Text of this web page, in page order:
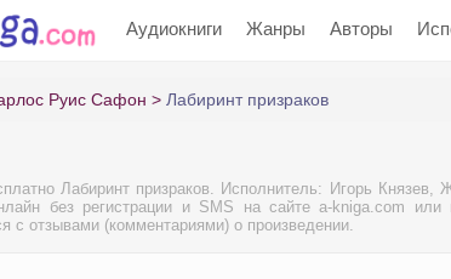
Аудиокниги Жанры Авторы
Руис Сафон Лабиринт призраков
Лабиринт призраков. Исполнитель: Игорь Князев,
без регистрации и SMS на сайте a-kniga.com или
с отзывами (комментариями) о произведении.